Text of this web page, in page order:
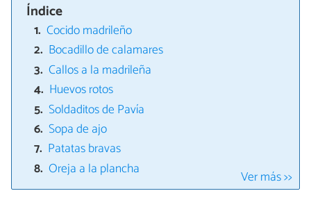
Índice
Cocido madrileño
Bocadillo de calamares
Callos a la madrileña
Huevos rotos
Soldaditos de Pavía
Sopa de ajo
Patatas bravas
Oreja a la plancha
Ver más >>